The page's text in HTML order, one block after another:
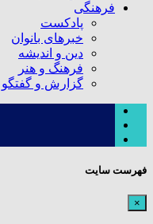
فرهنگی
پادکست
خبرهای بانوان
دین و اندیشه
فرهنگ و هنر
گزارش و گفتگو
فهرست سایت
×